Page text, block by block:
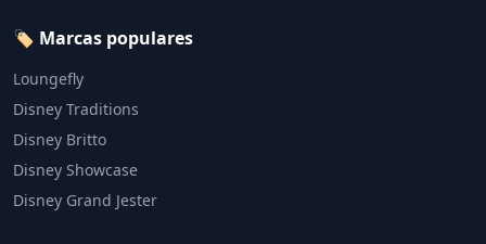
🏷️ Marcas populares
Loungefly
Disney Traditions
Disney Britto
Disney Showcase
Disney Grand Jester